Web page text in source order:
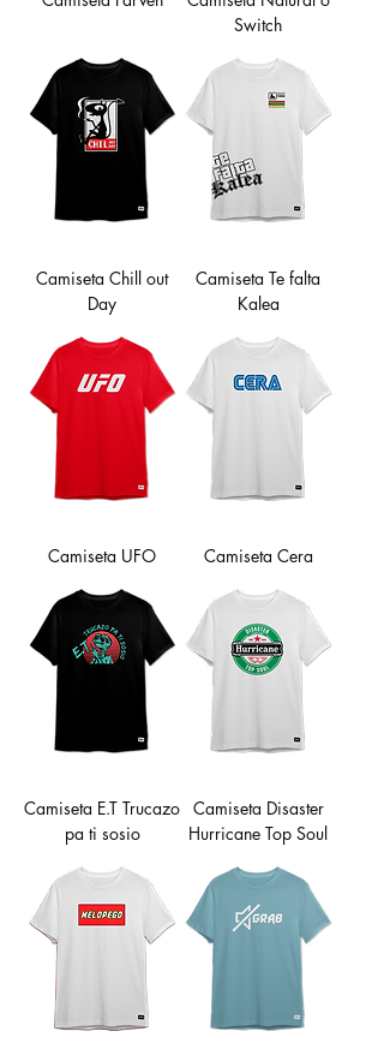
Switch
Camiseta Chill out
Day
Camiseta Te falta
Kalea
Camiseta UFO Camiseta Cera
Camiseta E.T Trucazo
pa ti sosio
Camiseta Disaster
Hurricane Top Soul